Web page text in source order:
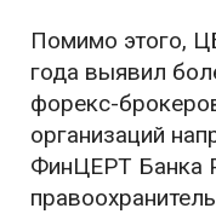
Помимо этого,
года выявил
форекс-
организаций
ФинЦЕРТ Банка